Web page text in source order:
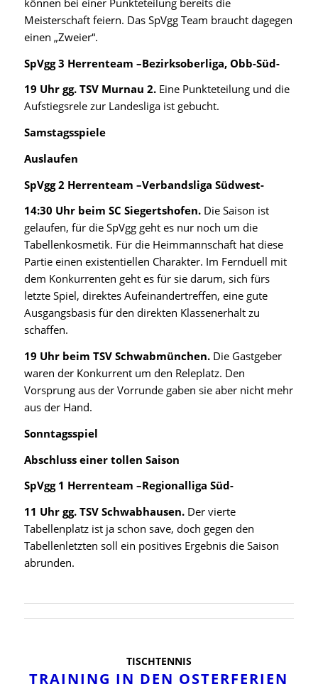
Meisterschaft feiern. Das SpVgg Team braucht dagegen
einen „Zweier“.
SpVgg 3 Herrenteam –Bezirksoberliga, Obb-Süd-
19 Uhr gg. TSV Murnau 2. Eine Punkteteilung und die
Aufstiegsrele zur Landesliga ist gebucht.
Samstagsspiele
Auslaufen
SpVgg 2 Herrenteam –Verbandsliga Südwest-
14:30 Uhr beim SC Siegertshofen. Die Saison ist
gelaufen, für die SpVgg geht es nur noch um die
Tabellenkosmetik. Für die Heimmannschaft hat diese
Partie einen existentiellen Charakter. Im Fernduell mit
dem Konkurrenten geht es für sie darum, sich fürs
letzte Spiel, direktes Aufeinandertreffen, eine gute
Ausgangsbasis für den direkten Klassenerhalt zu
schaffen.
19 Uhr beim TSV Schwabmünchen.Die Gastgeber
waren der Konkurrent um den Releplatz. Den
Vorsprung aus der Vorrunde gaben sie aber nicht mehr
aus der Hand.
Sonntagsspiel
Abschluss einer tollen Saison
SpVgg 1 Herrenteam –Regionalliga Süd-
11 Uhr gg. TSV Schwabhausen.Der vierte
Tabellenplatz ist ja schon save, doch gegen den
Tabellenletzten soll ein positives Ergebnis die Saison
abrunden.
TISCHTENNIS
TRAINING IN DEN OSTERFERIEN